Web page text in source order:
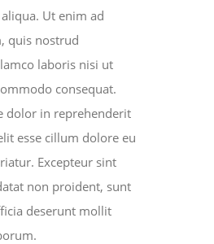
Ut enim ad
quis nostrud
laboris nisi ut
consequat.
dolor in reprehenderit
esse cillum dolore eu
Excepteur sint
non proident, sunt
deserunt mollit